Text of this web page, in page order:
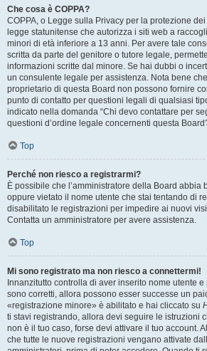
Che cosa è COPPA?
COPPA, o Legge sulla Privacy per la protezione
legge statunitense che autorizza i siti web a
minori di età inferiore a 13 anni. Per avere tale
scritta da parte del genitore o tutore legale,
informazioni scritte dal minore. Se hai dubbi o
un consulente legale per assistenza. Nota bene
proprietario di questa Board non possono fornire
punto di contatto per questioni legali di qualsiasi
indicato nella domanda “Chi devo contattare per
questioni d’ordine legale concernenti questa
Top
Perché non riesco a registrarmi?
È possibile che l’amministratore della Board abbia
oppure vietato il nome utente che stai tentando di
disabilitato le registrazioni per impedire ai nuovi
Contatta un amministratore per avere assistenza.
Top
Mi sono registrato ma non riesco a connettermi!
Innanzitutto controlla di aver inserito nome utente
sono corretti, allora possono esser successe un
«registrazione minore» è abilitato e hai cliccato su
ti stavi registrando, allora devi seguire le istruzioni
non è il tuo caso, forse devi attivare il tuo account.
che tutte le nuove registrazioni vengano attivate